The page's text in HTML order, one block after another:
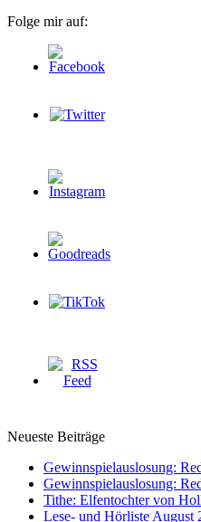
Folge mir auf:
Neueste Beiträge
Gewinnspielauslosung:
Gewinnspielauslosung:
Tithe: Elfentochter von
Lese- und Hörliste August